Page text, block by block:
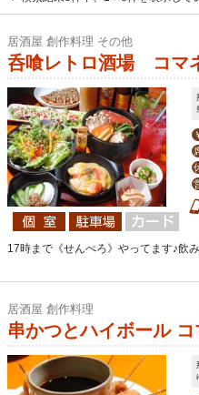
居酒屋 創作料理 その他
呑喰レトロ酒場 コ
17時まで《せんぺろ》やってます♪飲
居酒屋 創作料理
串かつとハイボール